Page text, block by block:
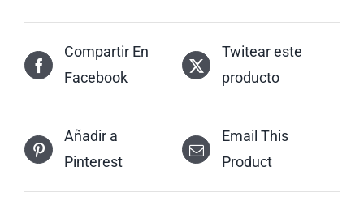
Compartir En
Facebook
Twitear este
producto
Añadir a
Pinterest
Email This
Product